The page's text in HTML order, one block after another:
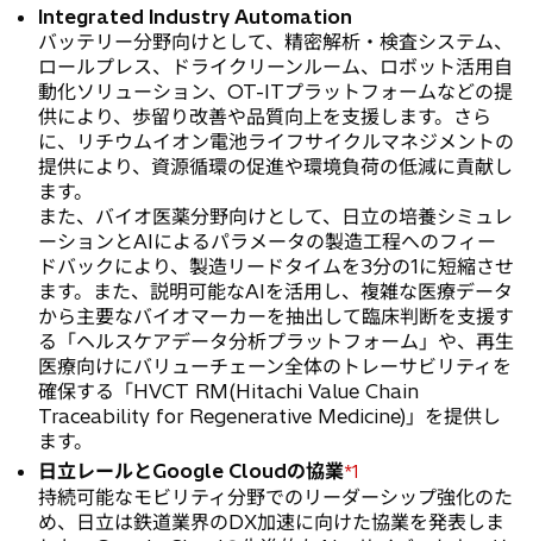
Integrated Industry Automation
バッテリー分野向けとして、精密解析・検査システム、
ロールプレス、ドライクリーンルーム、ロボット活用自
動化ソリューション、OT-ITプラットフォームなどの提
供により、歩留り改善や品質向上を支援します。さら
に、リチウムイオン電池ライフサイクルマネジメントの
提供により、資源循環の促進や環境負荷の低減に貢献し
ます。
また、バイオ医薬分野向けとして、日立の培養シミュレ
ーションとAIによるパラメータの製造工程へのフィー
ドバックにより、製造リードタイムを3分の1に短縮させ
ます。また、説明可能なAIを活用し、複雑な医療データ
から主要なバイオマーカーを抽出して臨床判断を支援す
る「ヘルスケアデータ分析プラットフォーム」や、再生
医療向けにバリューチェーン全体のトレーサビリティを
確保する「HVCT RM(Hitachi Value Chain
Traceability for Regenerative Medicine)」を提供し
ます。
日立レールとGoogle Cloudの協業*1
持続可能なモビリティ分野でのリーダーシップ強化のた
め、日立は鉄道業界のDX加速に向けた協業を発表しま